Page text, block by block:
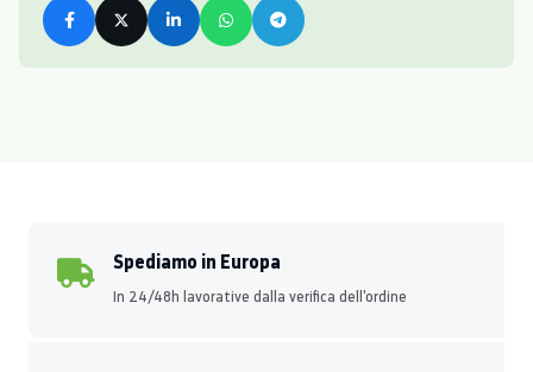
Spediamo in Europa
In 24/48h lavorative dalla verifica dell'ordine